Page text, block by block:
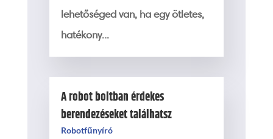
lehetőséged van, ha egy ötletes,
hatékony...
A robot boltban érdekes
berendezéseket találhatsz
Robotfűnyíró